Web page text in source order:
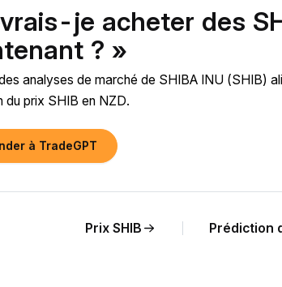
je acheter des
? »
analyses de marché de SHIBA INU (SHIB)
du prix SHIB en NZD.
à TradeGPT
Prix SHIB Prédiction